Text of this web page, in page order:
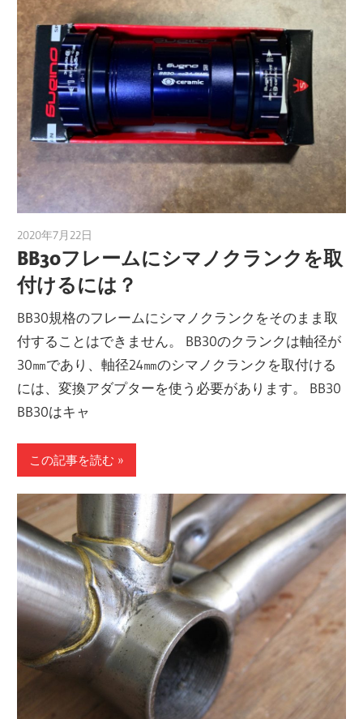
2020年7月22日
BB30フレームにシマノクランクを取
付けるには？
BB30規格のフレームにシマノクランクをそのまま取
付することはできません。 BB30のクランクは軸径が
30㎜であり、軸径24㎜のシマノクランクを取付ける
には、変換アダプターを使う必要があります。 BB30
BB30はキャ
この記事を読む